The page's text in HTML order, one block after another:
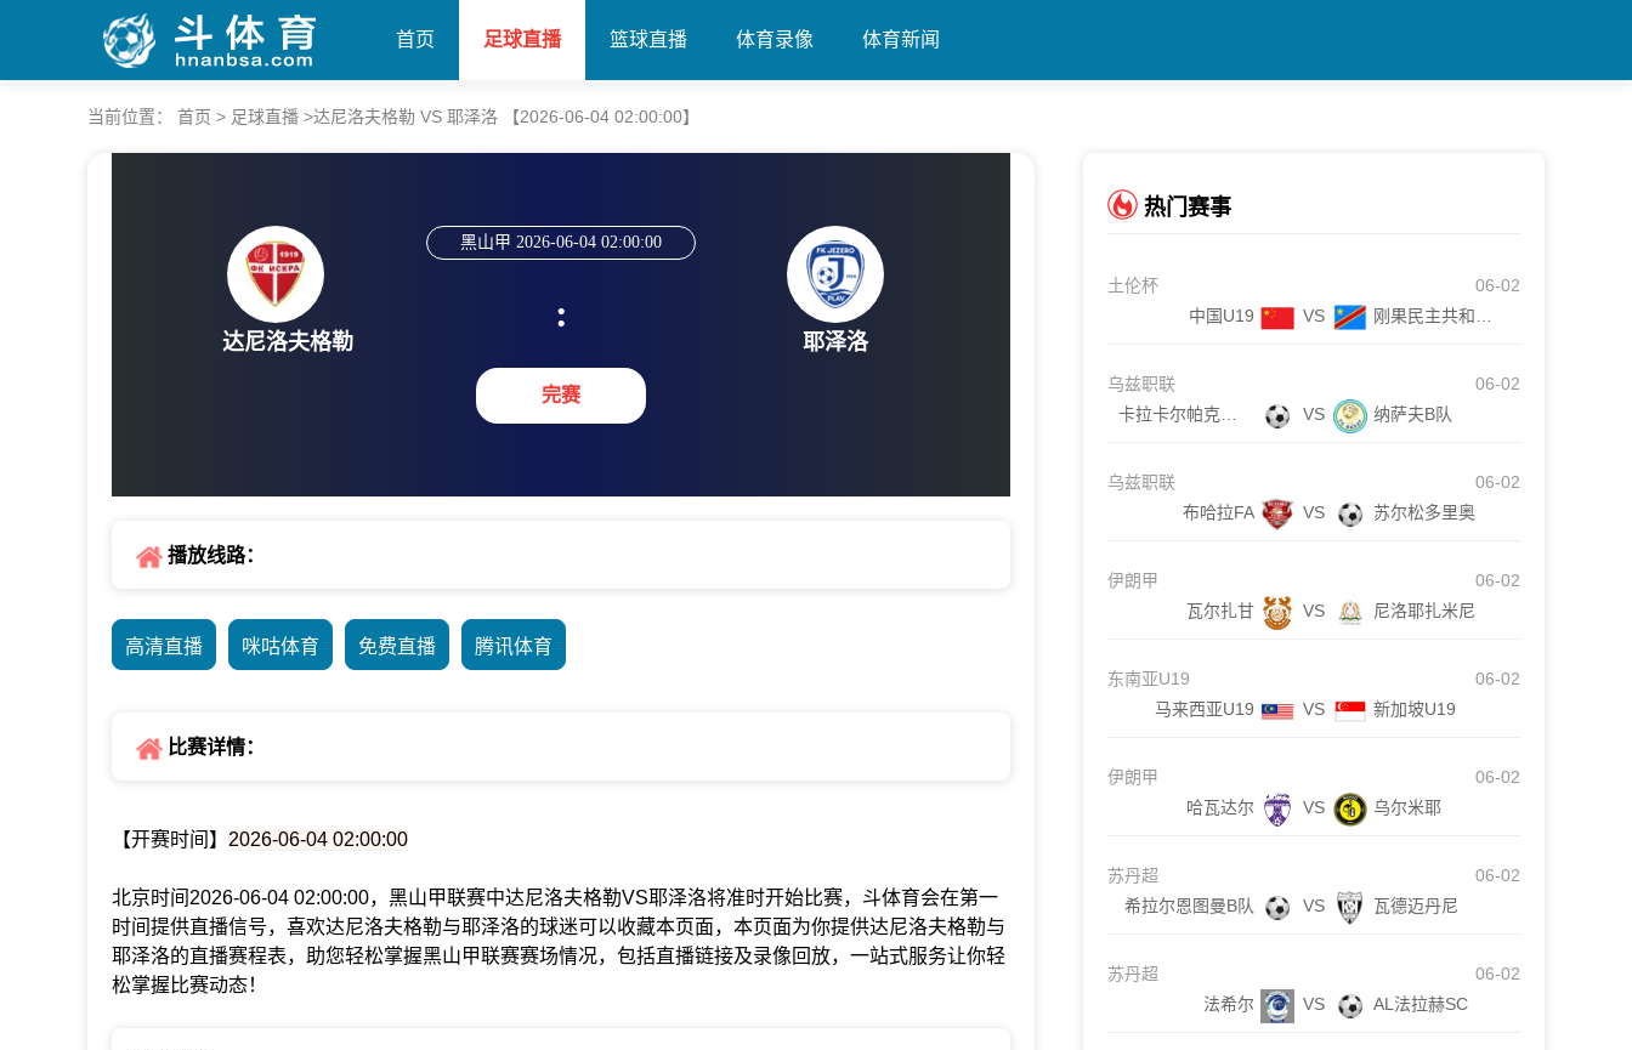
首页 足球直播 篮球直播 体育录像 体育新闻
当前位置： 首页 > 足球直播 >达尼洛夫格勒 VS 耶泽洛 【2026-06-04 02:00:00】
达尼洛夫格勒
黑山甲 2026-06-04 02:00:00
:
完赛
耶泽洛
播放线路：
高清直播 咪咕体育 免费直播 腾讯体育
比赛详情：
【开赛时间】 2026-06-04 02:00:00
北京时间2026-06-04 02:00:00，黑山甲联赛中达尼洛夫格勒VS耶泽洛将准时开始比赛，斗体育会在第一
时间提供直播信号，喜欢达尼洛夫格勒与耶泽洛的球迷可以收藏本页面，本页面为你提供达尼洛夫格勒与
耶泽洛的直播赛程表，助您轻松掌握黑山甲联赛赛场情况，包括直播链接及录像回放，一站式服务让你轻
松掌握比赛动态！
热门赛事
土伦杯
06-02
中国U19
VS
乌兹职联
06-02
VS 纳萨夫B队
乌兹职联
06-02
布哈拉FA
VS 苏尔松多里奥
伊朗甲
06-02
瓦尔扎甘
VS 尼洛耶扎米尼
东南亚U19
06-02
马来西亚U19
VS 新加坡U19
伊朗甲
06-02
哈瓦达尔
VS 乌尔米耶
苏丹超
06-02
希拉尔恩图曼B队
VS 瓦德迈丹尼
苏丹超
06-02
法希尔
VS AL法拉赫SC